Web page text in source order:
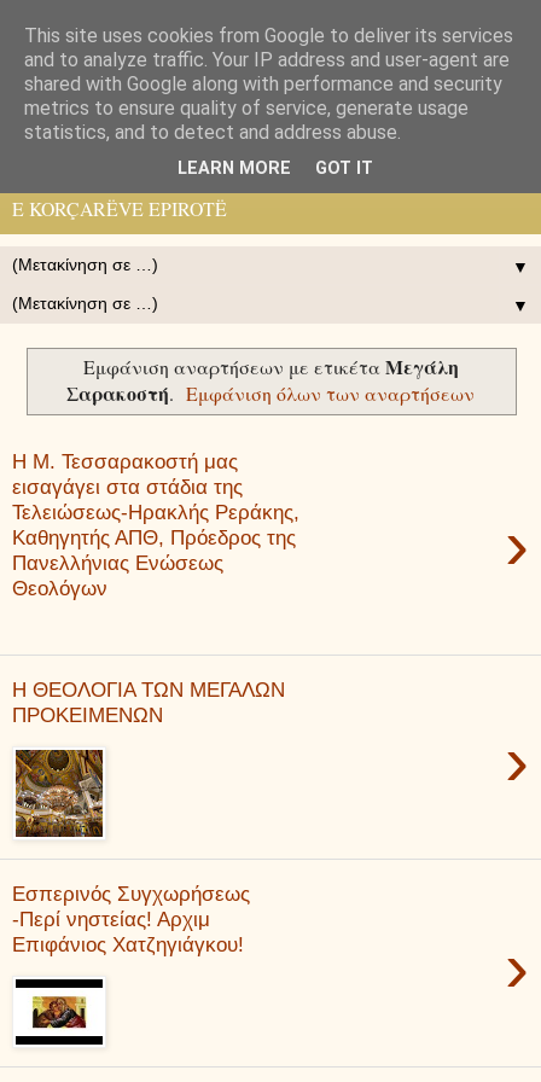
Pelasgos K.
ΗΛΕΚΤΡΟΝΙΚΉ ΕΦΗΜΕΡΙΣ ΠΟΛΙΤΙΣΤΙΚΉ ΙΣΤΟΡΙΚΉ
ΟΡΘΌΔΟΞΗ ΤΩΝ ΚΟΡΥΤΣΑΙΩΝ ΗΠΕΙΡΩΤΏΝ - GAZETË
ELEKTRONIKE, KULTURORE, HISTORIKE, ORTHODHOKSE
E KORÇARËVE EPIROTË
▼
▼
Εμφάνιση αναρτήσεων με ετικέταΜεγάλη
Σαρακοστή. Εμφάνιση όλων των αναρτήσεων
Η Μ. Τεσσαρακοστή μας
εισαγάγει στα στάδια της
Τελειώσεως-Ηρακλής Ρεράκης,
Καθηγητής ΑΠΘ, Πρόεδρος της
Πανελλήνιας Ενώσεως
Θεολόγων
›
Η ΘΕΟΛΟΓΙΑ ΤΩΝ ΜΕΓΑΛΩΝ
ΠΡΟΚΕΙΜΕΝΩΝ
›
Εσπερινός Συγχωρήσεως
-Περί νηστείας! Αρχιμ
Επιφάνιος Χατζηγιάγκου!
›
This site uses cookies from Google to deliver its services
and to analyze traffic. Your IP address and user-agent are
shared with Google along with performance and security
metrics to ensure quality of service, generate usage
statistics, and to detect and address abuse.
LEARN MORE GOT IT